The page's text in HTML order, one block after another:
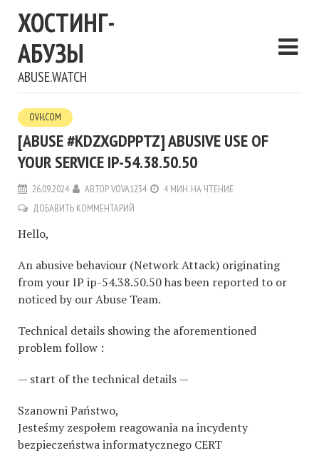
ХОСТИНГ-
АБУЗЫ
ABUSE.WATCH
OVH.COM
[ABUSE #KDZXGDPPTZ] ABUSIVE USE OF
YOUR SERVICE IP-54.38.50.50
26.09.2024 АВТОРVOVA1234
4 МИН. НА ЧТЕНИЕ
ДОБАВИТЬ КОММЕНТАРИЙ
Hello,
An abusive behaviour (Network Attack) originating
from your IP ip-54.38.50.50 has been reported to or
noticed by our Abuse Team.
Technical details showing the aforementioned
problem follow :
— start of the technical details —
Szanowni Państwo,
Jesteśmy zespołem reagowania na incydenty
bezpieczeństwa informatycznego CERT